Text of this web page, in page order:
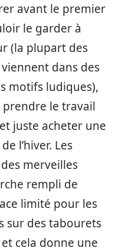
avant le premier
le garder à
(la plupart des
dans des
motifs ludiques),
le travail
juste acheter une
l’hiver. Les
merveilles
rempli de
limité pour les
sur des tabourets
cela donne une